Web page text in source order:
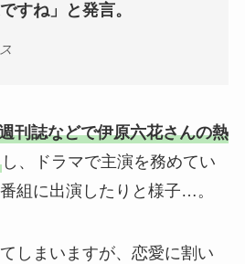
すね」と発言。
刊誌などで伊原六花さんの熱
し、ドラマで主演を務めてい
組に出演したりと様子…。
しまいますが、恋愛に割い